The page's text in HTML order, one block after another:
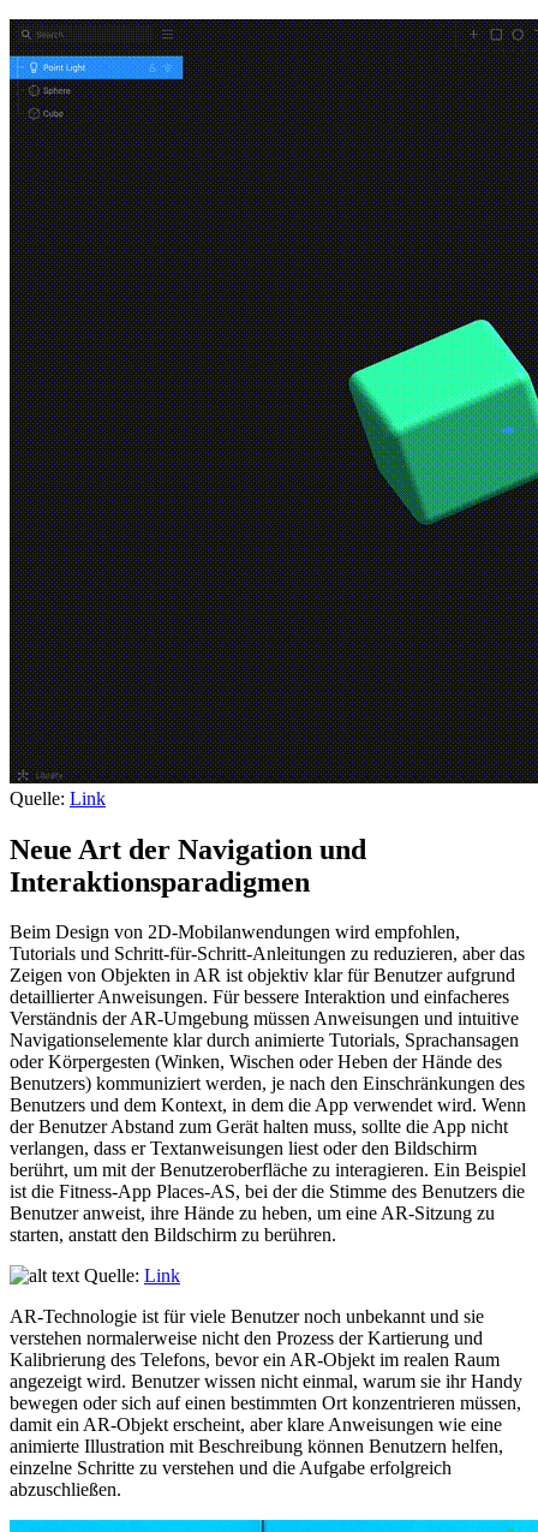
Quelle: Link
Neue Art der Navigation und
Interaktionsparadigmen
Beim Design von 2D-Mobilanwendungen wird empfohlen,
Tutorials und Schritt-für-Schritt-Anleitungen zu reduzieren, aber das
Zeigen von Objekten in AR ist objektiv klar für Benutzer aufgrund
detaillierter Anweisungen. Für bessere Interaktion und einfacheres
Verständnis der AR-Umgebung müssen Anweisungen und intuitive
Navigationselemente klar durch animierte Tutorials, Sprachansagen
oder Körpergesten (Winken, Wischen oder Heben der Hände des
Benutzers) kommuniziert werden, je nach den Einschränkungen des
Benutzers und dem Kontext, in dem die App verwendet wird. Wenn
der Benutzer Abstand zum Gerät halten muss, sollte die App nicht
verlangen, dass er Textanweisungen liest oder den Bildschirm
berührt, um mit der Benutzeroberfläche zu interagieren. Ein Beispiel
ist die Fitness-App Places-AS, bei der die Stimme des Benutzers die
Benutzer anweist, ihre Hände zu heben, um eine AR-Sitzung zu
starten, anstatt den Bildschirm zu berühren.
Quelle: Link
AR-Technologie ist für viele Benutzer noch unbekannt und sie
verstehen normalerweise nicht den Prozess der Kartierung und
Kalibrierung des Telefons, bevor ein AR-Objekt im realen Raum
angezeigt wird. Benutzer wissen nicht einmal, warum sie ihr Handy
bewegen oder sich auf einen bestimmten Ort konzentrieren müssen,
damit ein AR-Objekt erscheint, aber klare Anweisungen wie eine
animierte Illustration mit Beschreibung können Benutzern helfen,
einzelne Schritte zu verstehen und die Aufgabe erfolgreich
abzuschließen.